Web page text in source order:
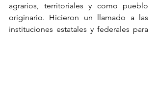
agrarios, territoriales y como pueblo
originario. Hicieron un llamado a las
instituciones estatales y federales para
que actúen de buena fe y reconozcan la